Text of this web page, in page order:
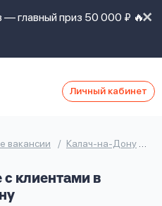
— главный приз 50 000 ₽ 🔥
Личный кабинет
вакансии Калач-на-Дону
клиентами в